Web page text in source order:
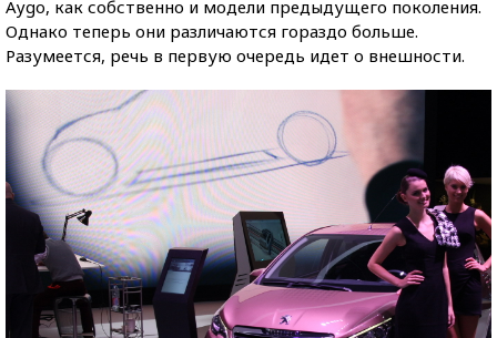
Aygo, как собственно и модели предыдущего поколения.
Однако теперь они различаются гораздо больше.
Разумеется, речь в первую очередь идет о внешности.